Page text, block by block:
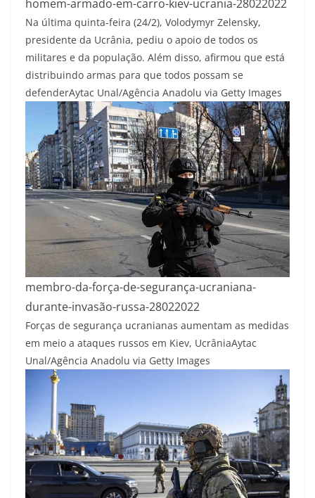
homem-armado-em-carro-kiev-ucrania-28022022
Na última quinta-feira (24/2), Volodymyr Zelensky,
presidente da Ucrânia, pediu o apoio de todos os
militares e da população. Além disso, afirmou que está
distribuindo armas para que todos possam se
defenderAytac Unal/Agência Anadolu via Getty Images
membro-da-força-de-segurança-ucraniana-
durante-invasão-russa-28022022
Forças de segurança ucranianas aumentam as medidas
em meio a ataques russos em Kiev, UcrâniaAytac
Unal/Agência Anadolu via Getty Images